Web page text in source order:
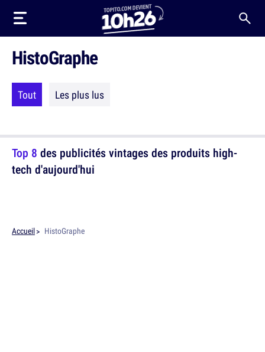
HistoGraphe
Tout Les plus lus
Top 8 des publicités vintages des produits high-
tech d'aujourd'hui
Accueil HistoGraphe